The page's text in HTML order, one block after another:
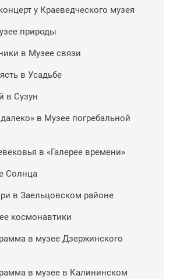
у Краеведческого музея
природы
в Музее связи
в Усадьбе
в Сузун
в Музее погребальной
в «Галерее времени»
Солнца
в Заельцовском районе
космонавтики
в музее Дзержинского
в музее в Калининском